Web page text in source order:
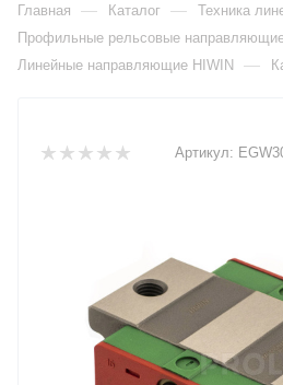
Главная — Каталог — Техника
Профильные рельсовые
Линейные направляющие HIWIN —
Артикул: